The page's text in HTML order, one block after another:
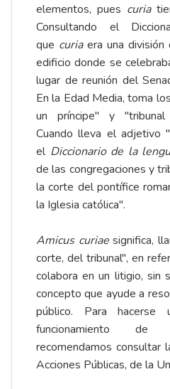
elementos, pues curia
Consultando el
que curiaera una división
edificio donde se
lugar de reunión del
En la Edad Media, toma
un príncipe" y "tribunal
Cuando lleva el adjetivo
el Diccionario de la
de las congregaciones y
la corte del pontífice
la Iglesia católica".
Amicus curiaesignifica,
corte, del tribunal", en
colabora en un litigio, sin
concepto que ayude a
público. Para
funcionamiento de
recomendamos consultar
Acciones Públicas, de la